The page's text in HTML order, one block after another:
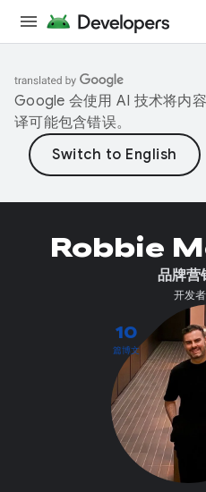
Google 会使用 AI 技术将内
译可能包含错误。
10
篇博文
Robbie
品牌营
开发